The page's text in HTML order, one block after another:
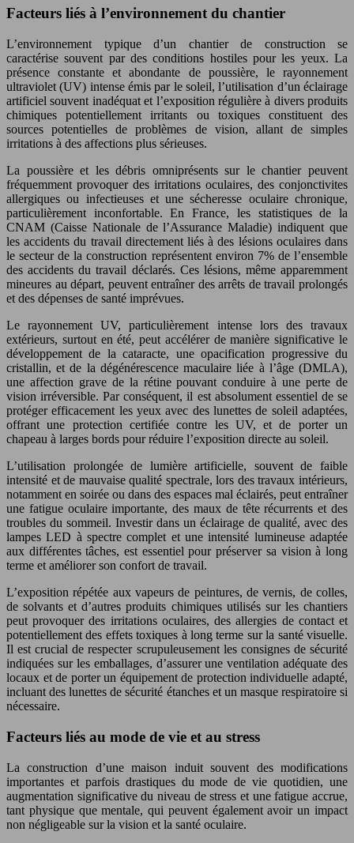
Facteurs liés à l’environnement du chantier
L’environnement typique d’un chantier de construction se
caractérise souvent par des conditions hostiles pour les yeux. La
présence constante et abondante de poussière, le rayonnement
ultraviolet (UV) intense émis par le soleil, l’utilisation d’un éclairage
artificiel souvent inadéquat et l’exposition régulière à divers produits
chimiques potentiellement irritants ou toxiques constituent des
sources potentielles de problèmes de vision, allant de simples
irritations à des affections plus sérieuses.
La poussière et les débris omniprésents sur le chantier peuvent
fréquemment provoquer des irritations oculaires, des conjonctivites
allergiques ou infectieuses et une sécheresse oculaire chronique,
particulièrement inconfortable. En France, les statistiques de la
CNAM (Caisse Nationale de l’Assurance Maladie) indiquent que
les accidents du travail directement liés à des lésions oculaires dans
le secteur de la construction représentent environ 7% de l’ensemble
des accidents du travail déclarés. Ces lésions, même apparemment
mineures au départ, peuvent entraîner des arrêts de travail prolongés
et des dépenses de santé imprévues.
Le rayonnement UV, particulièrement intense lors des travaux
extérieurs, surtout en été, peut accélérer de manière significative le
développement de la cataracte, une opacification progressive du
cristallin, et de la dégénérescence maculaire liée à l’âge (DMLA),
une affection grave de la rétine pouvant conduire à une perte de
vision irréversible. Par conséquent, il est absolument essentiel de se
protéger efficacement les yeux avec des lunettes de soleil adaptées,
offrant une protection certifiée contre les UV, et de porter un
chapeau à larges bords pour réduire l’exposition directe au soleil.
L’utilisation prolongée de lumière artificielle, souvent de faible
intensité et de mauvaise qualité spectrale, lors des travaux intérieurs,
notamment en soirée ou dans des espaces mal éclairés, peut entraîner
une fatigue oculaire importante, des maux de tête récurrents et des
troubles du sommeil. Investir dans un éclairage de qualité, avec des
lampes LED à spectre complet et une intensité lumineuse adaptée
aux différentes tâches, est essentiel pour préserver sa vision à long
terme et améliorer son confort de travail.
L’exposition répétée aux vapeurs de peintures, de vernis, de colles,
de solvants et d’autres produits chimiques utilisés sur les chantiers
peut provoquer des irritations oculaires, des allergies de contact et
potentiellement des effets toxiques à long terme sur la santé visuelle.
Il est crucial de respecter scrupuleusement les consignes de sécurité
indiquées sur les emballages, d’assurer une ventilation adéquate des
locaux et de porter un équipement de protection individuelle adapté,
incluant des lunettes de sécurité étanches et un masque respiratoire si
nécessaire.
Facteurs liés au mode de vie et au stress
La construction d’une maison induit souvent des modifications
importantes et parfois drastiques du mode de vie quotidien, une
augmentation significative du niveau de stress et une fatigue accrue,
tant physique que mentale, qui peuvent également avoir un impact
non négligeable sur la vision et la santé oculaire.